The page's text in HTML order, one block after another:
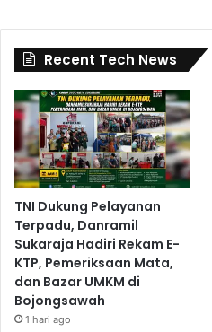
Recent Tech News
TNI Dukung Pelayanan
Terpadu, Danramil
Sukaraja Hadiri Rekam E-
KTP, Pemeriksaan Mata,
dan Bazar UMKM di
Bojongsawah
1 hari ago